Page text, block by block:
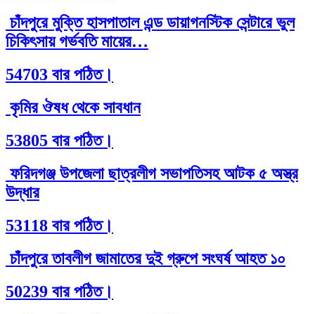
চাঁদপুরে মুক্তি হাসপাতাল এন্ড ডায়াগনস্টিক সেন্টারে ভুল
চিকিৎসায় গর্ভবতি মায়ের…
54703 বার পঠিত।
কৃমির ঔষধ থেকে সাবধান
53805 বার পঠিত।
ফরিদগঞ্জ উপজেলা ছাত্রলীগ সভাপতিসহ আটক ৫ অস্ত্র
উদ্ধার
53118 বার পঠিত।
চাঁদপুরে তাবলীগ জামাতের দুই গ্রুপে সংঘর্ষ আহত ১০
50239 বার পঠিত।